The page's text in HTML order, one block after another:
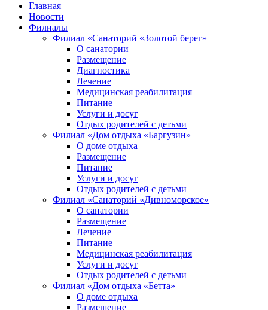
Главная
Новости
Филиалы
Филиал «Санаторий «Золотой берег»
О санатории
Размещение
Диагностика
Лечение
Медицинская реабилитация
Питание
Услуги и досуг
Отдых родителей с детьми
Филиал «Дом отдыха «Баргузин»
О доме отдыха
Размещение
Питание
Услуги и досуг
Отдых родителей с детьми
Филиал «Санаторий «Дивноморское»
О санатории
Размещение
Лечение
Питание
Медицинская реабилитация
Услуги и досуг
Отдых родителей с детьми
Филиал «Дом отдыха «Бетта»
О доме отдыха
Размещение